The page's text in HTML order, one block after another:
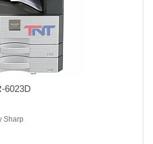
6023D
Sharp
Sản phẩm thay thế cho Sharp AR-
trang / phút, Photocopy được cả khổ
cho người sử dụng. Ngoài ra, Sharp